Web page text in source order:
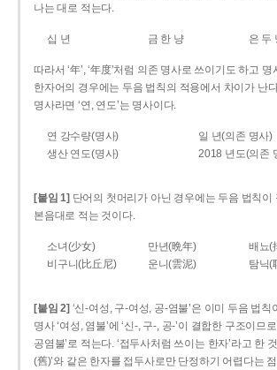
나는 대로 적는다.
십 년 금 한 냥 은 두
따라서 ‘年’, ‘年度’처럼 의존 명사로 쓰이기도 하고
한자어의 경우에는 두음 법칙의 적용에서 차이가 난다
명사라면 ‘연, 연도’는 명사이다.
연 강수량(명사)
일 년(의존 명사)
생산 연도(명사)
2018 년도(의존
[붙임 1] 단어의 첫머리가 아닌 경우에는 두음 법칙이
본음대로 적는 것이다.
소녀(少女) 만년(晩年)
배뇨(
비구니(比丘尼)
운니(雲泥) 탐닉(
[붙임 2] ‘신-여성, 구-여성, 공-염불’은 이미 두음 법칙
명사 ‘여성, 염불’에 ‘신-, 구-, 공-’이 결합한 구조이므
공염불’로 적는다. ‘접두사처럼 쓰이는 한자’라고 한
(舊)’와 같은 한자를 접두사로만 단정하기 어렵다는